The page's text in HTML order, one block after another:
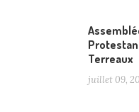
Terreaux
juillet 09,